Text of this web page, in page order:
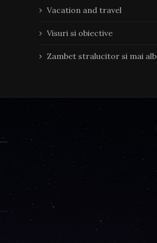
Vacation and travel
Visuri si obiective
Zambet stralucitor si mai alb